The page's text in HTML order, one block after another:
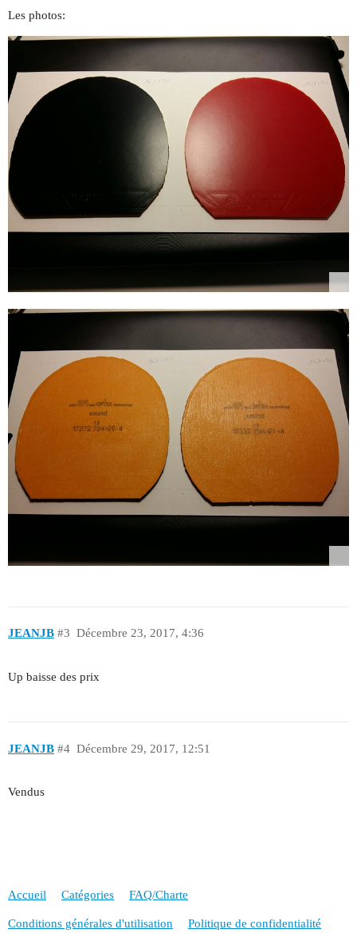
Les photos:
JEANJB Décembre 23, 2017, 4:36
#3
Up baisse des prix
JEANJB Décembre 29, 2017, 12:51
#4
Vendus
Accueil Catégories FAQ/Charte
Conditions générales d'utilisation Politique de confidentialité